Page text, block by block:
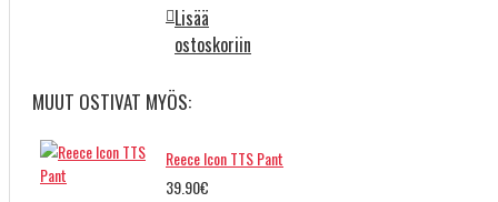
Lisää
ostoskoriin
MUUT OSTIVAT MYÖS:
Reece Icon TTS Pant
39.90€